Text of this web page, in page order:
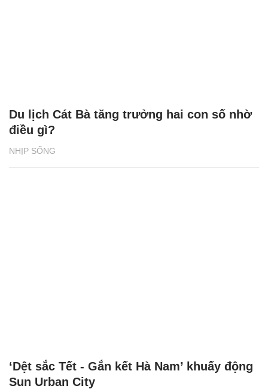
NHỊP SỐNG
Du lịch Cát Bà tăng trưởng hai con số nhờ
điều gì?
‘Dệt sắc Tết - Gắn kết Hà Nam’ khuấy động
Sun Urban City